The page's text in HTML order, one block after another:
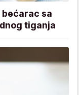
sa
tiganja